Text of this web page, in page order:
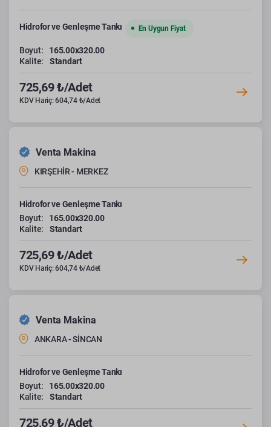
Hidrofor ve Genleşme Tankı En Uygun Fiyat
Boyut:
165.00x320.00
Kalite:
Standart
725,69 ₺/Adet
KDV Hariç: 604,74 ₺/Adet
Venta Makina
KIRŞEHİR - MERKEZ
Hidrofor ve Genleşme Tankı
Boyut:
165.00x320.00
Kalite:
Standart
725,69 ₺/Adet
KDV Hariç: 604,74 ₺/Adet
Venta Makina
ANKARA - SİNCAN
Hidrofor ve Genleşme Tankı
Boyut:
165.00x320.00
Kalite:
Standart
725,69 ₺/Adet